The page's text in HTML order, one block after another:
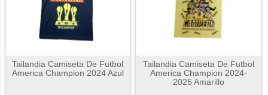
Tailandia Camiseta De Futbol
America Champion 2024 Azul
Tailandia Camiseta De Futbol
America Champion 2024-
2025 Amarillo